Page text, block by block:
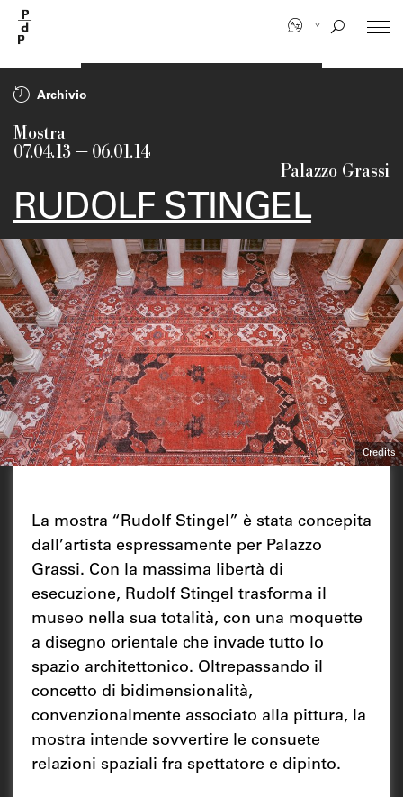
contenuto
principale
Archivio
Mostra
07.04.13 — 06.01.14
Palazzo Grassi
RUDOLF STINGEL
Credits
La mostra “Rudolf Stingel” è stata concepita
dall’artista espressamente per Palazzo
Grassi. Con la massima libertà di
esecuzione, Rudolf Stingel trasforma il
museo nella sua totalità, con una moquette
a disegno orientale che invade tutto lo
spazio architettonico. Oltrepassando il
concetto di bidimensionalità,
convenzionalmente associato alla pittura, la
mostra intende sovvertire le consuete
relazioni spaziali fra spettatore e dipinto.